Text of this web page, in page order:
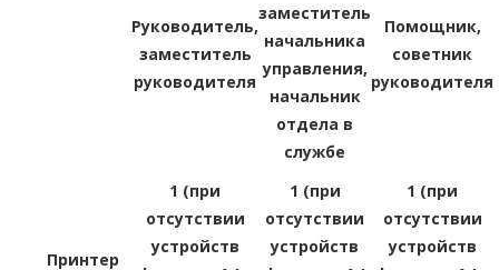
Руководитель,
заместитель
руководителя
заместитель
начальника
управления,
начальник
отдела в
службе
Помощник,
советник
руководителя
Принтер
1 (при
отсутствии
устройств
1 (при
отсутствии
устройств
1 (при
отсутствии
устройств